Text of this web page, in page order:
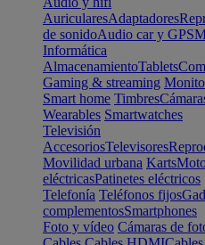
AuricularesAdaptadores
de sonidoAudio car y GPS
Informática
AlmacenamientoTablets
Gaming & streaming
Smart home Timbres
Wearables Smartwatches
Televisión
AccesoriosTelevisores
Movilidad urbana Karts
eléctricasPatinetes eléctricos
Telefonía Teléfonos fijos
complementosSmartphones
Foto y vídeo Cámaras de